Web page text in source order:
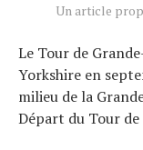
Un article
Le Tour de
Yorkshire en
milieu de la
Départ du Tour de